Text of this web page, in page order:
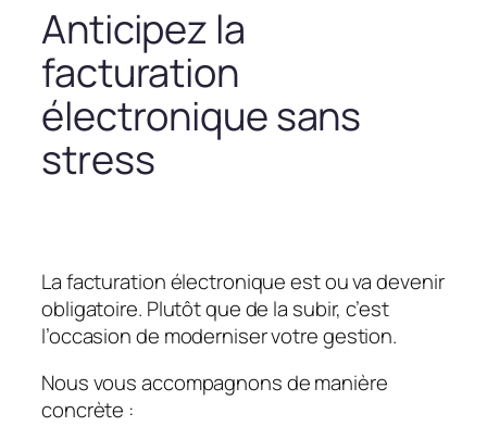
Anticipez la
facturation
électronique sans
stress
La facturation électronique est ou va devenir
obligatoire. Plutôt que de la subir, c’est
l’occasion de moderniser votre gestion.
Nous vous accompagnons de manière
concrète :